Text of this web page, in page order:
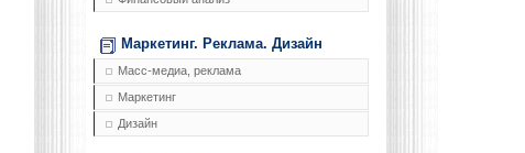
Маркетинг. Реклама. Дизайн
Масс-медиа, реклама
Маркетинг
Дизайн